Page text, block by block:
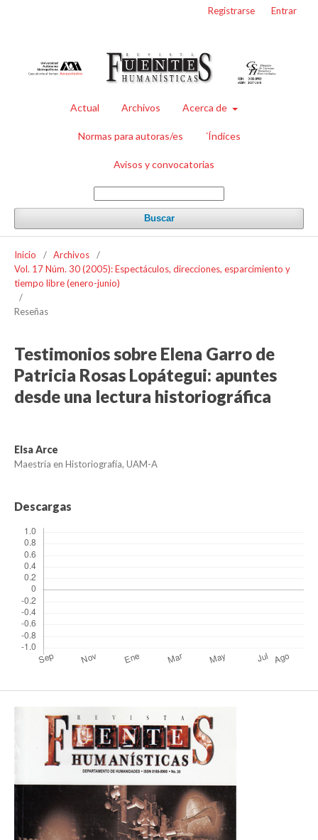
Actual Archivos Acerca de
Normas para autoras/es ´Índices
Avisos y convocatorias
Buscar
Registrarse Entrar
Inicio / Archivos
/
Vol. 17 Núm. 30 (2005): Espectáculos, direcciones, esparcimiento y
tiempo libre (enero-junio)
/
Reseñas
Testimonios sobre Elena Garro de
Patricia Rosas Lopátegui: apuntes
desde una lectura historiográfica
Elsa Arce
Maestría en Historiografía, UAM-A
Descargas